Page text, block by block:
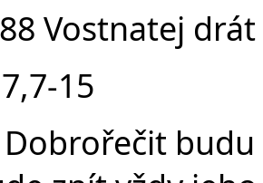
Vostnatej
15